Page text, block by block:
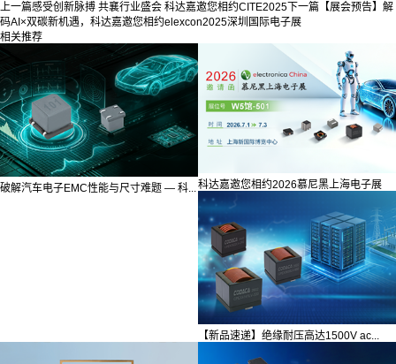
上一篇感受创新脉搏 共襄行业盛会 科达嘉邀您相约CITE2025 下一篇 【展会预告】解
码AI×双碳新机遇，科达嘉邀您相约elexcon2025深圳国际电子展
相关推荐
破解汽车电子EMC性能与尺寸难题 — 科... 科达嘉邀您相约2026慕尼黑上海电子展
【新品速递】绝缘耐压高达1500V ac...